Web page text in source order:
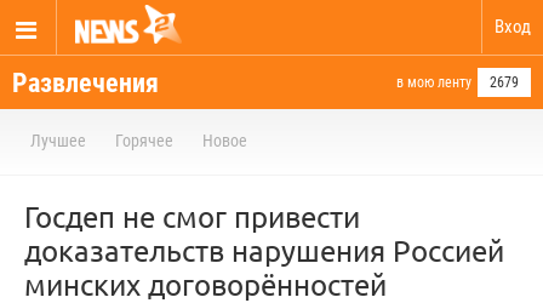
Вход
Развлечения в мою ленту 2679
Лучшее Горячее Новое
Госдеп не смог привести
доказательств нарушения Россией
минских договорённостей